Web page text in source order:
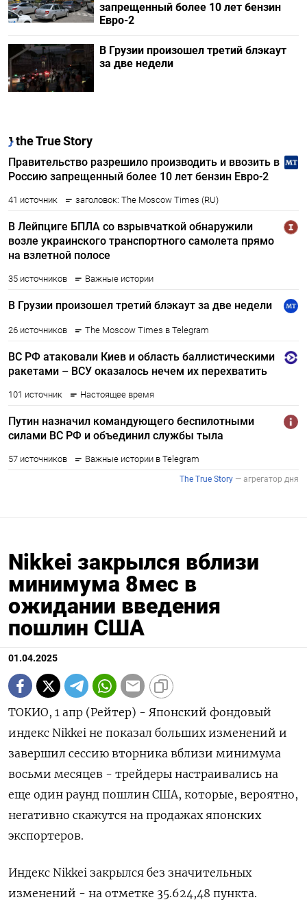
запрещенный более 10 лет бензин
Евро-2
В Грузии произошел третий блэкаут
за две недели
Nikkei закрылся вблизи
минимума 8мес в
ожидании введения
пошлин США
01.04.2025
ТОКИО, 1 апр (Рейтер) - Японский фондовый
индекс Nikkei не показал больших изменений и
завершил сессию вторника вблизи минимума
восьми месяцев - трейдеры настраивались на
еще один раунд пошлин США, которые, вероятно,
негативно скажутся на продажах японских
экспортеров.
Индекс Nikkei закрылся без значительных
изменений - на отметке 35.624,48 пункта.